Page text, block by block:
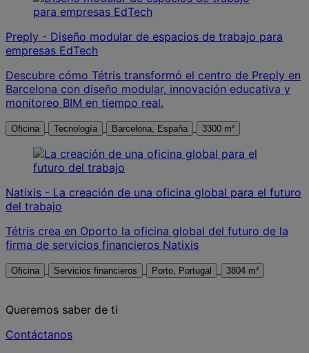
Preply - Diseño modular de espacios de trabajo para
empresas EdTech
Descubre cómo Tétris transformó el centro de Preply en
Barcelona con diseño modular, innovación educativa y
monitoreo BIM en tiempo real.
Oficina Tecnología Barcelona, España 3300 m²
Natixis - La creación de una oficina global para el futuro
del trabajo
Tétris crea en Oporto la oficina global del futuro de la
firma de servicios financieros Natixis
Oficina Servicios financieros Porto, Portugal 3804 m²
Queremos saber de ti
Contáctanos